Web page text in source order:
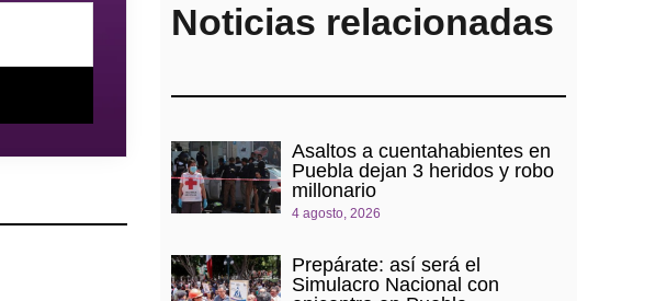
Noticias relacionadas
Asaltos a cuentahabientes en
Puebla dejan 3 heridos y robo
millonario
4 agosto, 2026
Prepárate: así será el
Simulacro Nacional con